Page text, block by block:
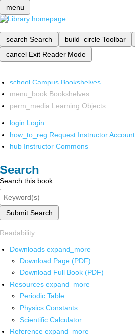
menu
search Search build_circle Toolbar
cancel Exit Reader Mode
school Campus Bookshelves
menu_book Bookshelves
perm_media Learning Objects
login Login
how_to_reg Request Instructor Account
hub Instructor Commons
Search
Search this book
Submit Search
Readability
Downloads expand_more
Download Page (PDF)
Download Full Book (PDF)
Resources expand_more
Periodic Table
Physics Constants
Scientific Calculator
Reference expand_more